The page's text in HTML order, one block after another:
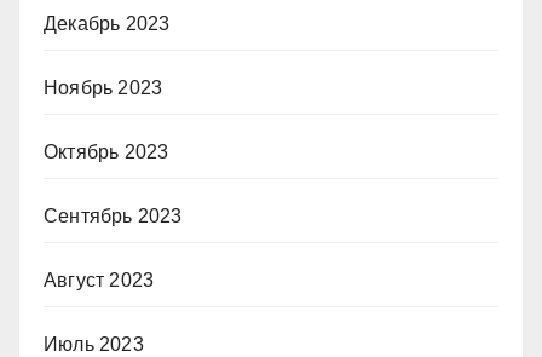
Декабрь 2023
Ноябрь 2023
Октябрь 2023
Сентябрь 2023
Август 2023
Июль 2023